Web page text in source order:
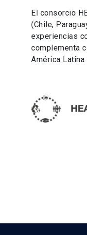
El consorcio
(Chile,
experiencias
complementa
América